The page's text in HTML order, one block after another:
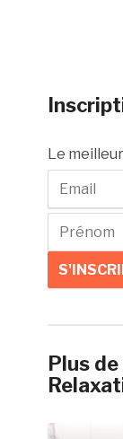
Le
Plus